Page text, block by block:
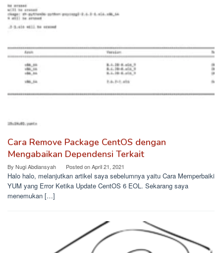
Cara Remove Package CentOS dengan
Mengabaikan Dependensi Terkait
By Nugi Abdiansyah Posted onApril 21, 2021
Halo halo, melanjutkan artikel saya sebelumnya yaitu Cara Memperbaiki
YUM yang Error Ketika Update CentOS 6 EOL. Sekarang saya
menemukan […]